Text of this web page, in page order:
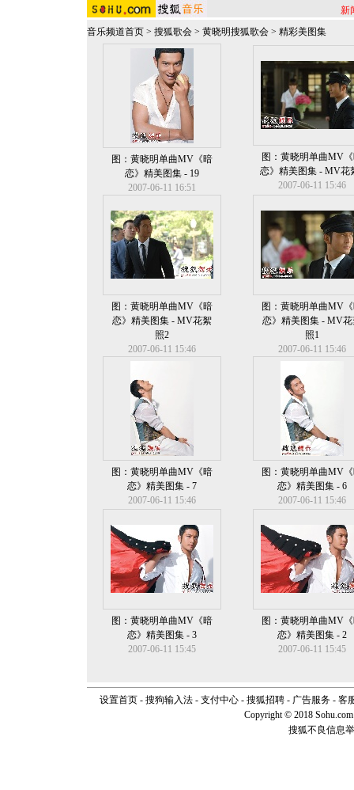
新
音乐频道首页 > 搜狐歌会 > 黄晓明搜狐歌会 > 精彩美图集
图：黄晓明单曲MV《暗
恋》精美图集 - 19
2007-06-11 16:51
图：黄晓明单曲MV
恋》精美图集 - MV花
2007-06-11 15:46
图：黄晓明单曲MV《暗
恋》精美图集 - MV花絮
照2
2007-06-11 15:46
图：黄晓明单曲MV
恋》精美图集 - MV花
照1
2007-06-11 15:46
图：黄晓明单曲MV《暗
恋》精美图集 - 7
2007-06-11 15:46
图：黄晓明单曲MV
恋》精美图集 - 6
2007-06-11 15:46
图：黄晓明单曲MV《暗
恋》精美图集 - 3
2007-06-11 15:45
图：黄晓明单曲MV
恋》精美图集 - 2
2007-06-11 15:45
设置首页- 搜狗输入法- 支付中心- 搜狐招聘- 广告服务- 客
Copyright © 2018
搜狐不良信息